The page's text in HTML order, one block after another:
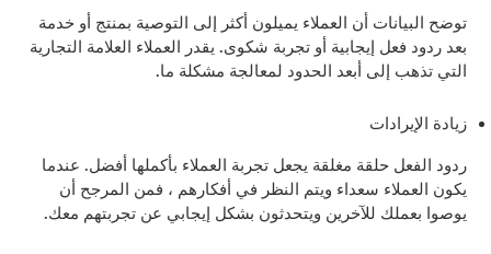
توضح البيانات أن العملاء يميلون أكثر إلى التوصية بمنتج أو خدمة
بعد ردود فعل إيجابية أو تجربة شكوى. يقدر العملاء العلامة التجارية
التي تذهب إلى أبعد الحدود لمعالجة مشكلة ما.
زيادة الإيرادات
ردود الفعل حلقة مغلقة يجعل تجربة العملاء بأكملها أفضل. عندما
يكون العملاء سعداء ويتم النظر في أفكارهم ، فمن المرجح أن
يوصوا بعملك للآخرين ويتحدثون بشكل إيجابي عن تجربتهم معك.